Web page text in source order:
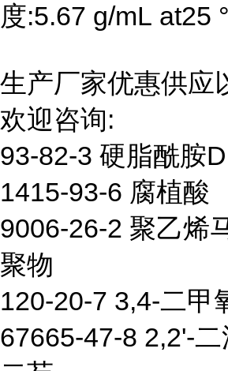
度:5.67 g/mL at25
生产厂家优惠供应
欢迎咨询:
93-82-3 硬脂酰胺
1415-93-6 腐植酸
9006-26-2 聚乙烯
聚物
120-20-7 3,4-二甲
67665-47-8 2,2'-